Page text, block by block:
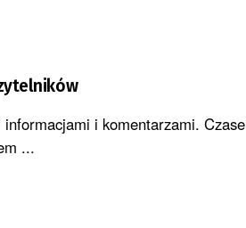
i komentarzami.
...